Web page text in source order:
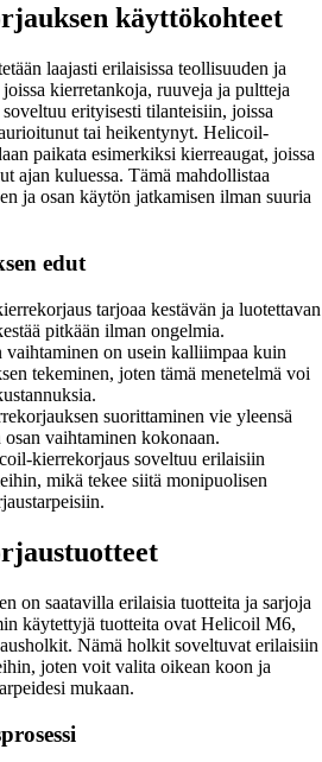
käyttökohteet
laajasti erilaisissa teollisuuden ja
kierretankoja, ruuveja ja pultteja
erityisesti tilanteisiin, joissa
tai heikentynyt. Helicoil-
paikata esimerkiksi kierreaugat, joissa
ajan kuluessa. Tämä mahdollistaa
ja osan käytön jatkamisen ilman suuria
edut
tarjoaa kestävän ja luotettavan
pitkään ilman ongelmia.
vaihtaminen on usein kalliimpaa kuin
tekeminen, joten tämä menetelmä voi
suorittaminen vie yleensä
vaihtaminen kokonaan.
kierrekorjaus soveltuu erilaisiin
mikä tekee siitä monipuolisen
on saatavilla erilaisia tuotteita ja sarjoja
käytettyjä tuotteita ovat Helicoil M6,
Nämä holkit soveltuvat erilaisiin
joten voit valita oikean koon ja
mukaan.